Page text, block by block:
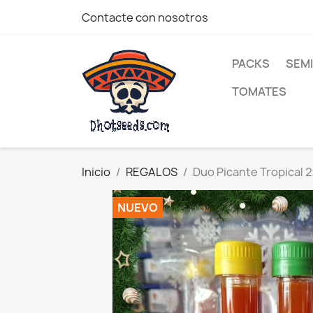
Contacte con nosotros
PACKS
TOMATES
Inicio REGALOS Duo Picante Tropical
NUEVO